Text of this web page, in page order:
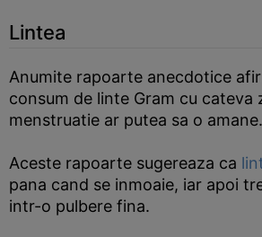
Lintea
Anumite rapoarte anecdotice
consum de linte Gram cu cateva
menstruatie ar putea sa o amane.
Aceste rapoarte sugereaza ca
pana cand se inmoaie, iar apoi
intr-o pulbere fina.